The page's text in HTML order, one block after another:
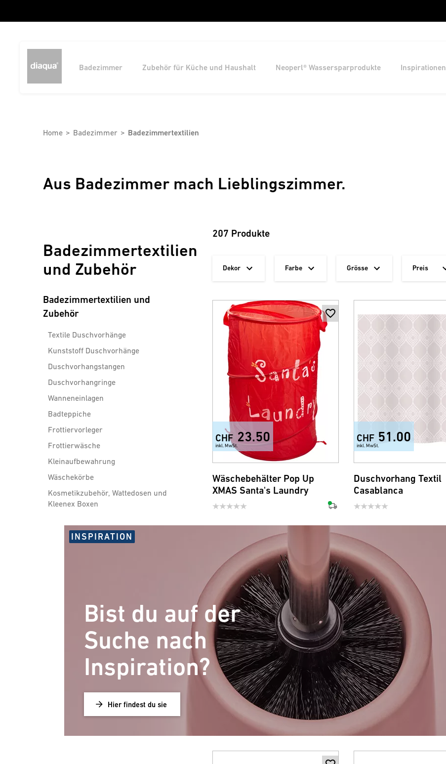
Badezimmer Zubehör für Küche und Haushalt Neoperl® Wassersparprodukte Inspirationen
Home Badezimmer Badezimmertextilien
Aus Badezimmer mach Lieblingszimmer.
Badezimmertextilien
und Zubehör
Badezimmertextilien und
Zubehör
Textile Duschvorhänge
Kunststoff Duschvorhänge
Duschvorhangstangen
Duschvorhangringe
Wanneneinlagen
Badteppiche
Frottiervorleger
Frottierwäsche
Kleinaufbewahrung
Wäschekörbe
Kosmetikzubehör, Wattedosen und
Kleenex Boxen
Badezimmer Accessoires
Brausen, Brauseschläuche und
Wassersparprodukte für Armatur
und Dusche
207 Produkte
Dekor Farbe Grösse Preis
CHF 23.50
inkl. MwSt.
Wäschebehälter Pop Up
XMAS Santa's Laundry
CHF 51.00
inkl. MwSt.
Duschvorhang Textil
Casablanca
INSPIRATION
Bist du auf der
Suche nach
Inspiration?
Hier findest du sie